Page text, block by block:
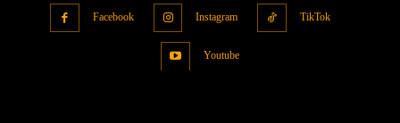
Facebook Instagram TikTok
Youtube